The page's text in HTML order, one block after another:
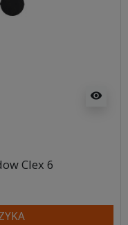
visibility
Clex 6